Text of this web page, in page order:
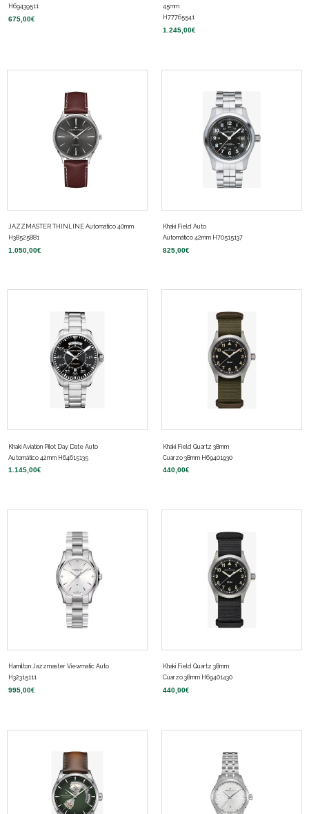
H69439511
675,00€
45mm
H77765541
1.245,00€
JAZZMASTER THINLINE Automático 40mm
H38525881
1.050,00€
Khaki Field Auto
Automático 42mm H70515137
825,00€
Khaki Aviation Pilot Day Date Auto
Automático 42mm H64615135
1.145,00€
Khaki Field Quartz 38mm
Cuarzo 38mm H69401930
440,00€
Hamilton Jazzmaster Viewmatic Auto
H32315111
995,00€
Khaki Field Quartz 38mm
Cuarzo 38mm H69401430
440,00€